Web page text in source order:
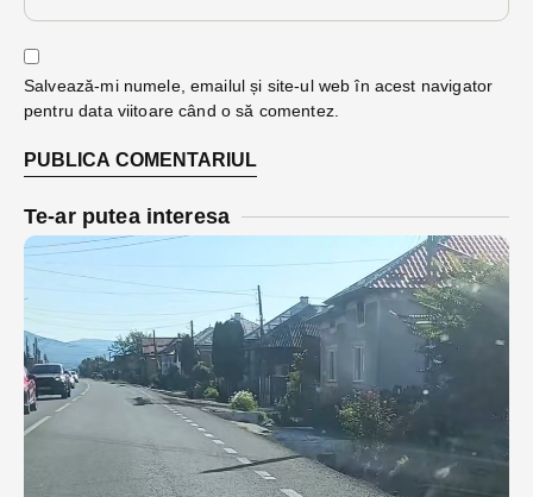
Salvează-mi numele, emailul și site-ul web în acest navigator
pentru data viitoare când o să comentez.
Te-ar putea interesa